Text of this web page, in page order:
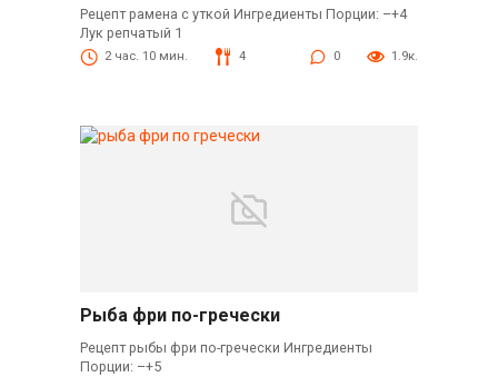
Рецепт рамена с уткой Ингредиенты Порции: –+4
Лук репчатый 1
2 час. 10 мин. 4 0 1.9к.
Рыба фри по-гречески
Рецепт рыбы фри по-гречески Ингредиенты
Порции: –+5